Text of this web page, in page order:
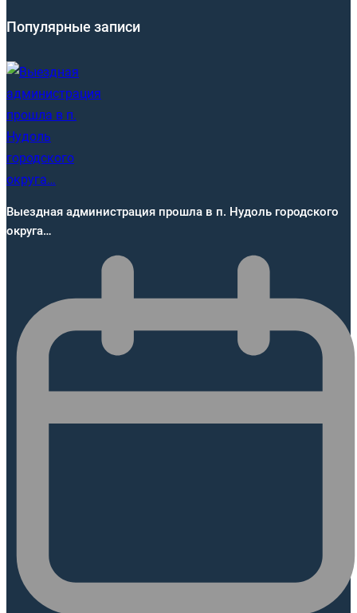
Популярные записи
Выездная администрация прошла в п. Нудоль городского
округа…